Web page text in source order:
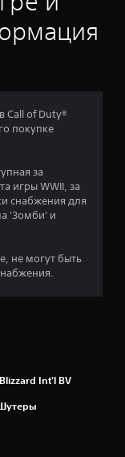
Call of Duty®
покупке
за
игры WWII, за
снабжения для
'Зомби' и
не могут быть
Int'l BV